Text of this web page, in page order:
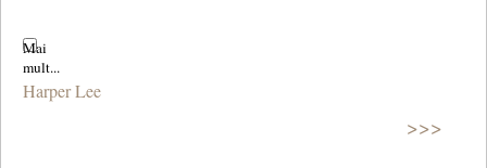
Harper Lee
>>>